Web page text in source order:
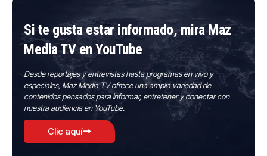
Si te gusta estar informado, mira Maz
Media TV en YouTube
Desde reportajes y entrevistas hasta programas en vivo y
especiales, Maz Media TV ofrece una amplia variedad de
contenidos pensados para informar, entretener y conectar con
nuestra audiencia en YouTube.
Clic aquí